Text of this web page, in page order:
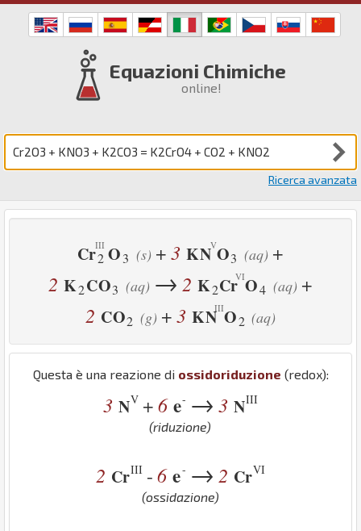
Equazioni Chimiche
online!
Ricerca avanzata
Cr2 O3 (s) +3 KN O3 (aq) +
2 K2CO3 (aq) → 2 K2Cr O4 (aq) +
2 CO2 (g) +3 KN O2 (aq)
Questa è una reazione di ossidoriduzione (redox):
3 NV +6 e- → 3 NIII
(riduzione)
2 CrIII - 6 e- → 2 CrVI
(ossidazione)